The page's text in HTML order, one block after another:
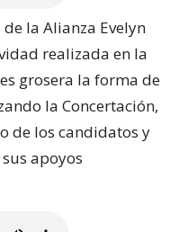
la Alianza Evelyn
realizada en la
grosera la forma de
la Concertación,
de los candidatos y
apoyos